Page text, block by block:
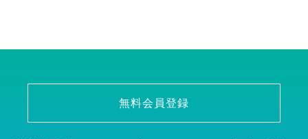
無料会員登録